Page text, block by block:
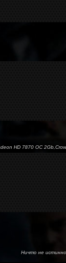
HD 7870 OC
Ничто не